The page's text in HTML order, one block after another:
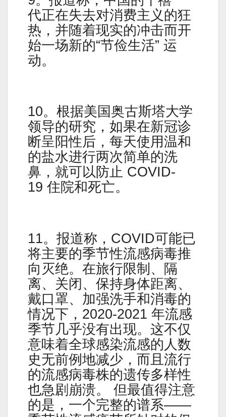
代正在失去对消费主义的狂
热，并随着现实的冲击而开
始一场新的“节俭生活” 运
动。
10。根据美国奥古斯塔大学
领导的研究，如果在新冠诊
断呈阳性后，每天使用温和
的盐水进行两次简单的洗
鼻，就可以防止 COVID-
19 住院和死亡。
11。报道称，COVID可能已
将主要的季节性流感病毒推
向灭绝。在旅行限制、隔
离、关闭、保持身体距离、
戴口罩、加强洗手和消毒的
情况下，2020-2021 年流感
季节几乎没有出现。这不仅
意味着全球感染流感的人数
史无前例地减少，而且流行
的流感病毒株的遗传多样性
也急剧崩溃。 但最值得注意
的是，一个完整的谱系——